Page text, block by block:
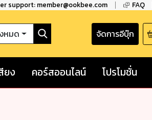
support: member@ookbee.com FAQ
หมด จัดการอีบุ๊ก
ยง คอร์สออนไลน์ โปรโมชั่น